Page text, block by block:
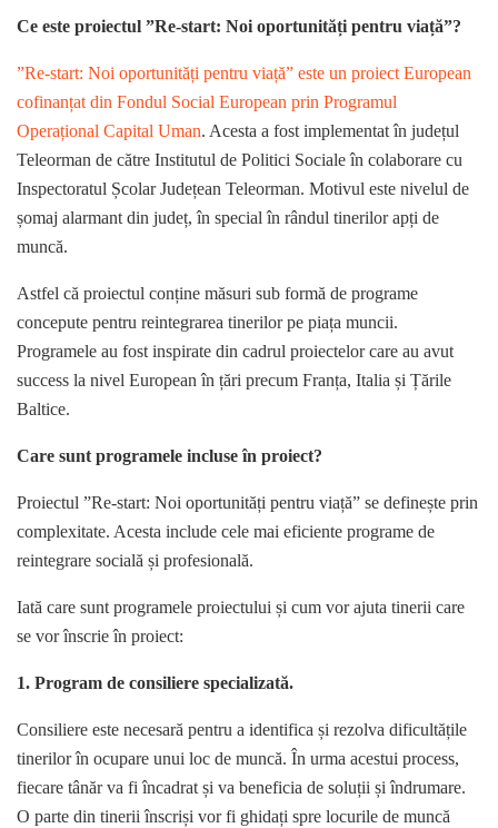
Ce este proiectul ”Re-start: Noi oportunități pentru viață”?
”Re-start: Noi oportunități pentru viață” este un proiect European
cofinanțat din Fondul Social European prin Programul
Operațional Capital Uman. Acesta a fost implementat în județul
Teleorman de către Institutul de Politici Sociale în colaborare cu
Inspectoratul Școlar Județean Teleorman. Motivul este nivelul de
șomaj alarmant din județ, în special în rândul tinerilor apți de
muncă.
Astfel că proiectul conține măsuri sub formă de programe
concepute pentru reintegrarea tinerilor pe piața muncii.
Programele au fost inspirate din cadrul proiectelor care au avut
success la nivel European în țări precum Franța, Italia și Țările
Baltice.
Care sunt programele incluse în proiect?
Proiectul ”Re-start: Noi oportunități pentru viață” se definește prin
complexitate. Acesta include cele mai eficiente programe de
reintegrare socială și profesională.
Iată care sunt programele proiectului și cum vor ajuta tinerii care
se vor înscrie în proiect:
1. Program de consiliere specializată.
Consiliere este necesară pentru a identifica și rezolva dificultățile
tinerilor în ocupare unui loc de muncă. În urma acestui process,
fiecare tânăr va fi încadrat și va beneficia de soluții și îndrumare.
O parte din tinerii înscriși vor fi ghidați spre locurile de muncă